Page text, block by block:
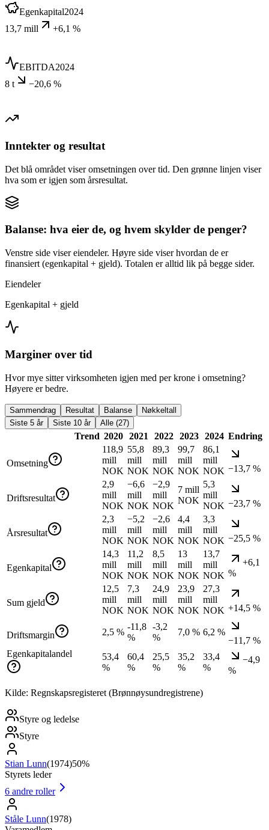
Egenkapital2024
13,7 mill
+6,1 %
EBITDA2024
8 t
−20,6 %
Inntekter og resultat
Det blå området viser omsetningen over tid. Den grønne linjen viser
hva som er igjen som årsresultat.
Balanse: hva eier de, og hvem skylder de penger?
Venstre side viser eiendeler. Høyre side viser hvordan de er
finansiert (egenkapital + gjeld). Totalen er alltid lik på begge sider.
Eiendeler
Egenkapital + gjeld
Marginer over tid
Hvor mye sitter virksomheten igjen med per krone i omsetning?
Høyere er bedre.
Sammendrag Resultat Balanse
Nøkkeltall
Siste 5 år
Siste 10 år Alle (27)
Trend 2020 2021 2022 2023 2024 Endring
Omsetning
118,9
mill
NOK
55,8
mill
NOK
89,3
mill
NOK
99,7
mill
NOK
86,1
mill
NOK −13,7 %
Driftsresultat
2,9
mill
NOK
−6,6
mill
NOK
−2,9
mill
NOK
7 mill
NOK
5,3
mill
NOK −23,7 %
Årsresultat
2,3
mill
NOK
−5,2
mill
NOK
−2,6
mill
NOK
4,4
mill
NOK
3,3
mill
NOK −25,5 %
Egenkapital
14,3
mill
NOK
11,2
mill
NOK
8,5
mill
NOK
13
mill
NOK
13,7
mill
NOK
+6,1
%
Sum gjeld
12,5
mill
NOK
7,3
mill
NOK
24,9
mill
NOK
23,9
mill
NOK
27,3
mill
NOK +14,5 %
Driftsmargin 2,5 %
-11,8
%
-3,2
%
7,0 % 6,2 %
−11,7 %
Egenkapitalandel
53,4
%
60,4
%
25,5
%
35,2
%
33,4
%
−4,9
%
Kilde: Regnskapsregisteret (Brønnøysundregistrene)
Styre og ledelse
Styre
Stian Lunn(1974)50%
Styrets leder
6 andre roller
Ståle Lunn(1978)